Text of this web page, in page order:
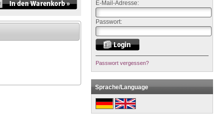
E-Mail-Adresse:
Passwort:
Passwort vergessen?
Sprache/Language